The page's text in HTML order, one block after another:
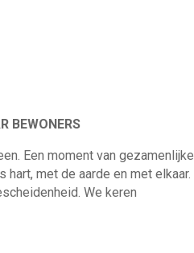
BEWONERS
Een moment van gezamenlijke
met de aarde en met elkaar.
We keren